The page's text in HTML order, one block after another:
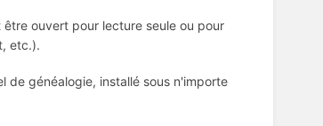
ouvert pour lecture seule ou pour
etc.).
de généalogie, installé sous n'importe